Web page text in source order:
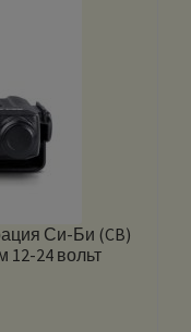
Си-Би (CB)
12-24 вольт